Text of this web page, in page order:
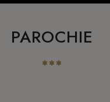
PAROCHIE